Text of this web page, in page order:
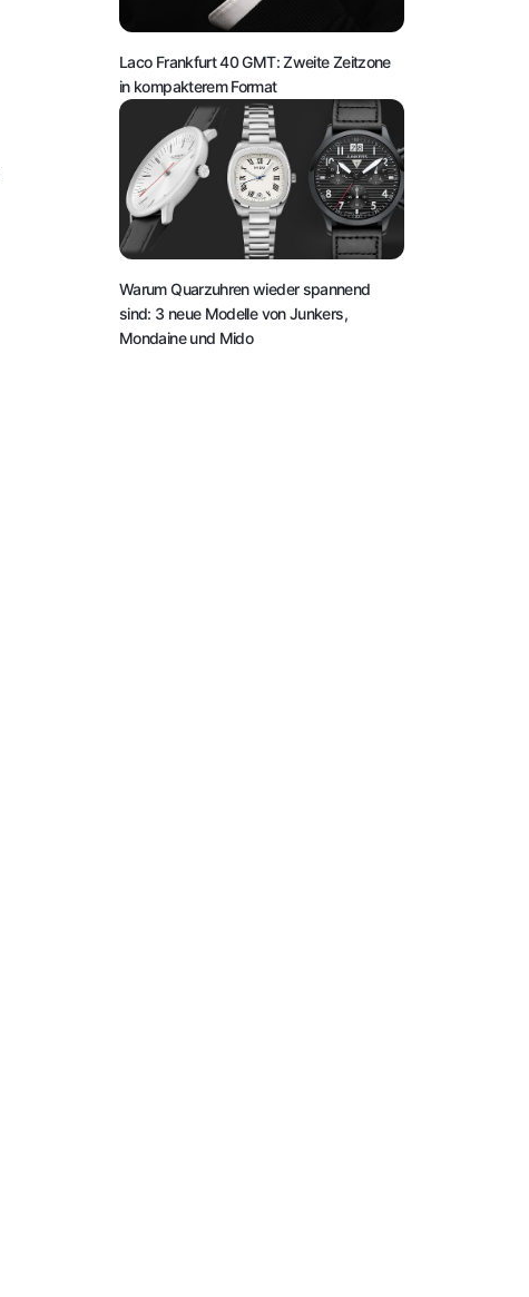
Laco Frankfurt 40 GMT: Zweite Zeitzone
in kompakterem Format
Warum Quarzuhren wieder spannend
sind: 3 neue Modelle von Junkers,
Mondaine und Mido